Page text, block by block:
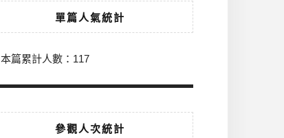
單篇人氣統計
本篇累計人數： 117
參觀人次統計